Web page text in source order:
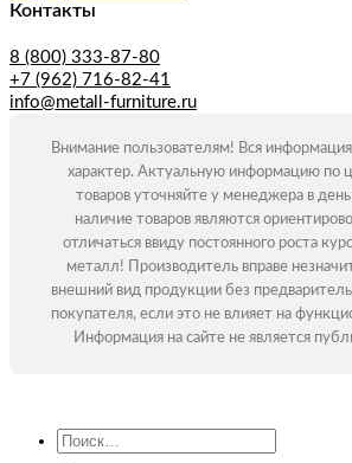
Контакты
8 (800) 333-87-80
+7 (962) 716-82-41
info@metall-furniture.ru
Внимание пользователям! Вся
характер. Актуальную информацию по
товаров уточняйте у менеджера в
наличие товаров являются
отличаться ввиду постоянного роста
металл! Производитель вправе
внешний вид продукции без
покупателя, если это не влияет на
Информация на сайте не является
Искать: